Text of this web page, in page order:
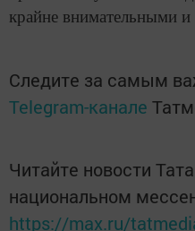
крайне внимательными
Следите за самым
Telegram-канале
Читайте новости
национальном
https://max.ru/